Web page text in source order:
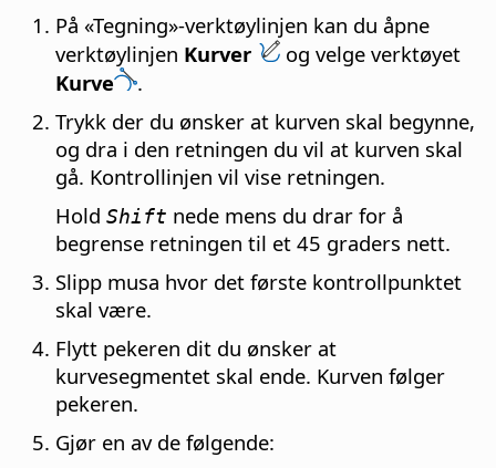
På «Tegning»-verktøylinjen kan du åpne
verktøylinjen Kurver
og velge verktøyet
Kurve
.
Trykk der du ønsker at kurven skal begynne,
og dra i den retningen du vil at kurven skal
gå. Kontrollinjen vil vise retningen.
Hold Shift nede mens du drar for å
begrense retningen til et 45 graders nett.
Slipp musa hvor det første kontrollpunktet
skal være.
Flytt pekeren dit du ønsker at
kurvesegmentet skal ende. Kurven følger
pekeren.
Gjør en av de følgende: